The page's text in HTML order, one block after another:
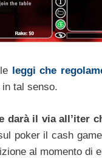
leggi che
tal senso.
il via all’iter
poker il cash
al momento di